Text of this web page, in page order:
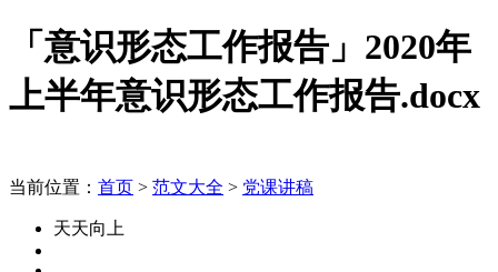
「意识形态工作报告」2020年
上半年意识形态工作报告.docx
当前位置： 首页 > 范文大全 > 党课讲稿
天天向上